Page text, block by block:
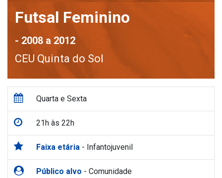
Futsal Feminino
- 2008 a 2012
CEU Quinta do Sol
Quarta e Sexta
21h às 22h
Faixa etária - Infantojuvenil
Público alvo - Comunidade